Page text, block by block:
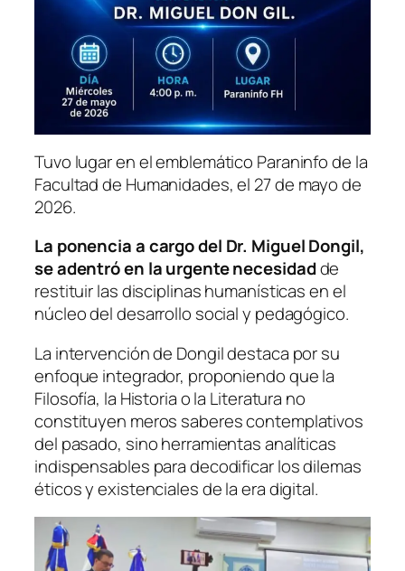
Tuvo lugar en el emblemático Paraninfo de la
Facultad de Humanidades, el 27 de mayo de
2026.
La ponencia a cargo del Dr. Miguel Dongil,
se adentró en la urgente necesidadde
restituir las disciplinas humanísticas en el
núcleo del desarrollo social y pedagógico.
La intervención de Dongil destaca por su
enfoque integrador, proponiendo que la
Filosofía, la Historia o la Literatura no
constituyen meros saberes contemplativos
del pasado, sino herramientas analíticas
indispensables para decodificar los dilemas
éticos y existenciales de la era digital.